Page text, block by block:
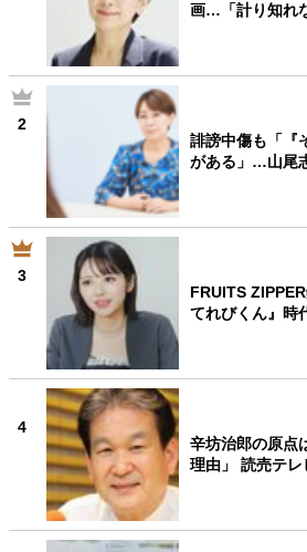
画…「計り知れ
2
誹謗中傷も「『
がある」…山尾
3
FRUITS
てれびくん』時
4
辛坊治郎の原点
理由」 読売テ